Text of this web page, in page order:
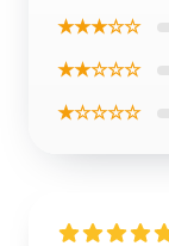
★★★☆☆
★★☆☆☆
★☆☆☆☆